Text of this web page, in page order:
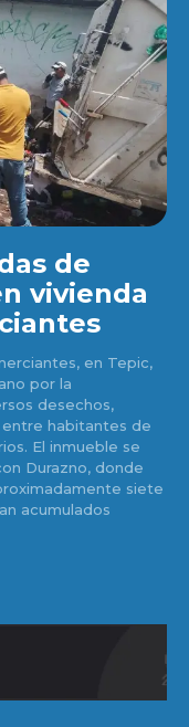
de
vivienda
en Tepic,
por la
desechos,
habitantes de
se
Durazno, donde
siete
acumulados